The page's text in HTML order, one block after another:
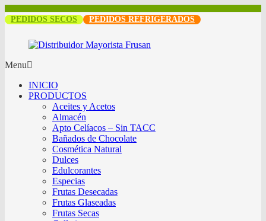
PEDIDOS SECOS PEDIDOS REFRIGERADOS
Menu
INICIO
PRODUCTOS
Aceites y Acetos
Almacén
Apto Celíacos – Sin TACC
Bañados de Chocolate
Cosmética Natural
Dulces
Edulcorantes
Especias
Frutas Desecadas
Frutas Glaseadas
Frutas Secas